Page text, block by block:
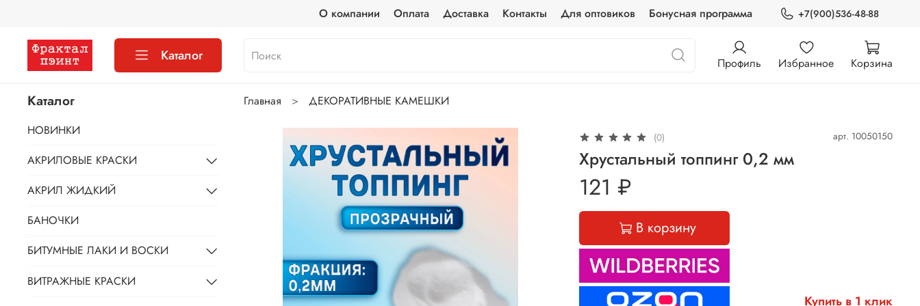
О компании Оплата Доставка Контакты Для оптовиков Бонусная программа +7(900)536-48-88
Каталог Профиль Избранное Корзина
Главная ДЕКОРАТИВНЫЕ КАМЕШКИ
(0) арт. 10050150
Хрустальный топпинг 0,2 мм
121 ₽
В корзину
Купить в 1 клик
Каталог
НОВИНКИ
АКРИЛОВЫЕ КРАСКИ
АКРИЛ ЖИДКИЙ
БАНОЧКИ
БИТУМНЫЕ ЛАКИ И ВОСКИ
ВИТРАЖНЫЕ КРАСКИ